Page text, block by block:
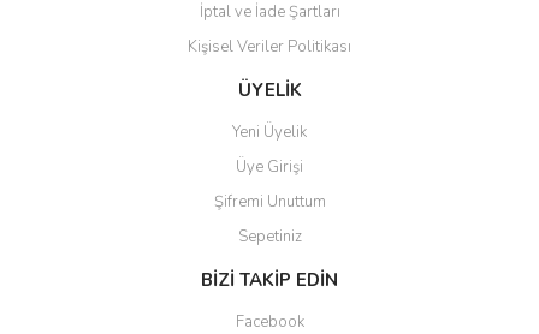
Gönder
İptal ve İade Şartları
Kişisel Veriler Politikası
ÜYELİK
Yeni Üyelik
Üye Girişi
Şifremi Unuttum
Sepetiniz
BİZİ TAKİP EDİN
Facebook